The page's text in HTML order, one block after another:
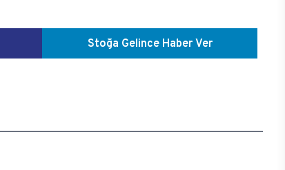
Stoğa Gelince Haber Ver